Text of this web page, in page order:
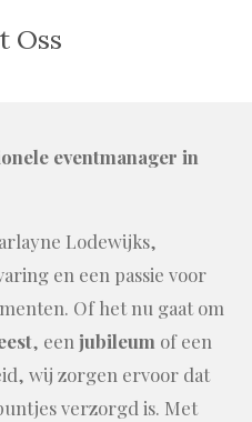
Oss
eventmanager in
Lodewijks,
en een passie voor
Of het nu gaat om
, een jubileum of een
wij zorgen ervoor dat
verzorgd is. Met